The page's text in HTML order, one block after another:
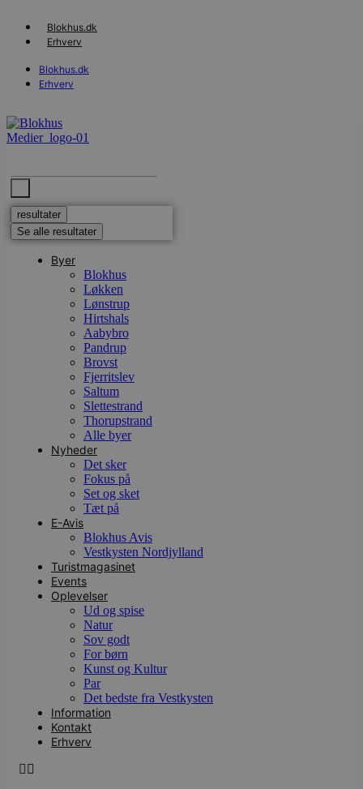
indhold
Blokhus.dk
Erhverv
Blokhus.dk
Erhverv
...
resultater
Se alle resultater
Byer
Blokhus
Løkken
Lønstrup
Hirtshals
Aabybro
Pandrup
Brovst
Fjerritslev
Saltum
Slettestrand
Thorupstrand
Alle byer
Nyheder
Det sker
Fokus på
Set og sket
Tæt på
E-Avis
Blokhus Avis
Vestkysten Nordjylland
Turistmagasinet
Events
Oplevelser
Ud og spise
Natur
Sov godt
For børn
Kunst og Kultur
Par
Det bedste fra Vestkysten
Information
Kontakt
Erhverv